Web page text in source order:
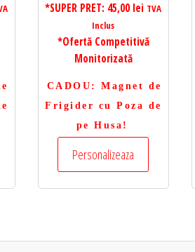
*SUPER PRET: 45,00 lei TVA
Inclus
*Ofertă Competitivă
Monitorizată
CADOU : Magnet de
Frigider cu Poza de
pe Husa!
Personalizeaza